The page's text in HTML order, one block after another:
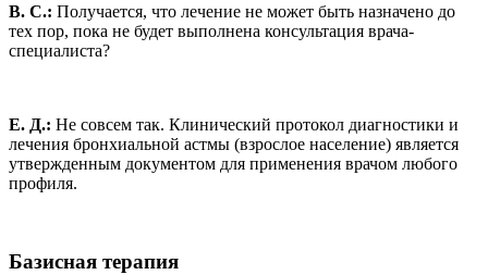
В. С.: Получается, что лечение не может быть назначено до
тех пор, пока не будет выполнена консультация врача-
специалиста?
Е. Д.: Не совсем так. Клинический протокол диагностики и
лечения бронхиальной астмы (взрослое население) является
утвержденным документом для применения врачом любого
профиля.
Базисная терапия